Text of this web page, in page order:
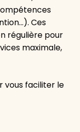
Ces
régulière pour
maximale,
vous faciliter le